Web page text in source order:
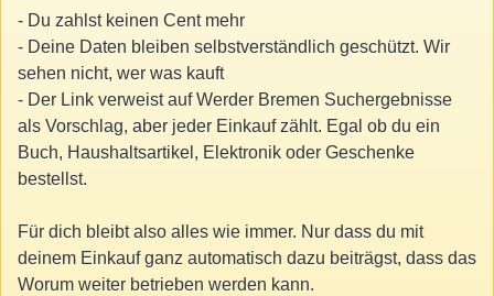
- Du zahlst keinen Cent mehr
- Deine Daten bleiben selbstverständlich geschützt. Wir
sehen nicht, wer was kauft
- Der Link verweist auf Werder Bremen Suchergebnisse
als Vorschlag, aber jeder Einkauf zählt. Egal ob du ein
Buch, Haushaltsartikel, Elektronik oder Geschenke
bestellst.
Für dich bleibt also alles wie immer. Nur dass du mit
deinem Einkauf ganz automatisch dazu beiträgst, dass das
Worum weiter betrieben werden kann.